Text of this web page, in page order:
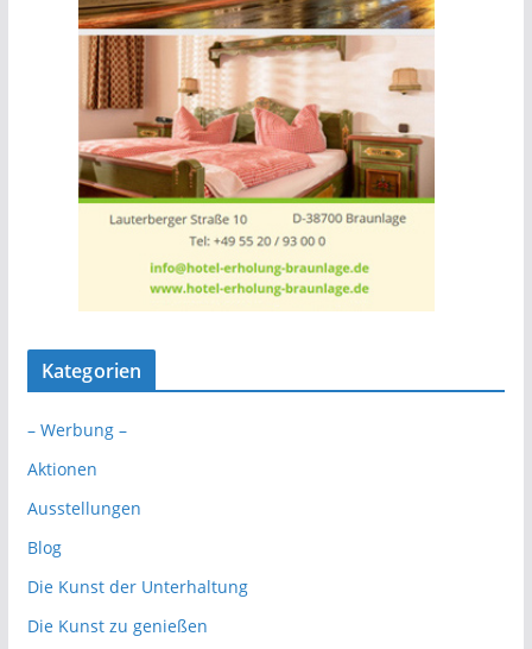
Kategorien
– Werbung –
Aktionen
Ausstellungen
Blog
Die Kunst der Unterhaltung
Die Kunst zu genießen